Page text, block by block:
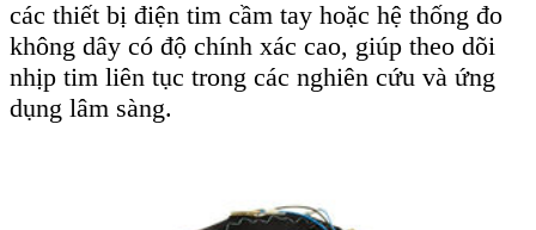
Vòng tay MindRove thu tín hiệu EMG
Sau khi thu nhận, tín hiệu sinh lý thô thường bị
nhiễu và cần được xử lý trước khi phân tích. Để
dụng phổ biến nhờ hệ sinh thái phong phú, hỗ